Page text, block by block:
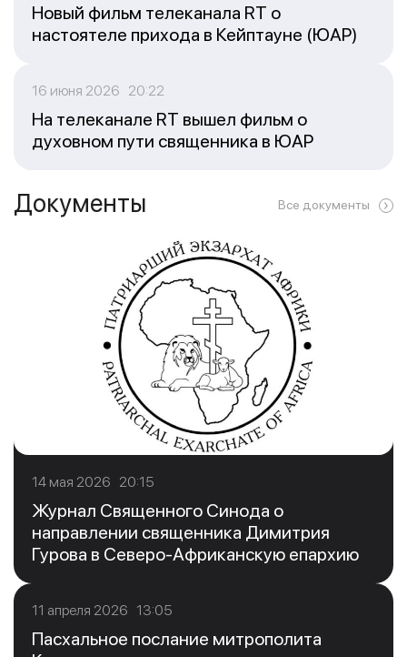
Новый фильм телеканала RT о
настоятеле прихода в Кейптауне (ЮАР)
16 июня 2026 20:22
На телеканале RT вышел фильм о
духовном пути священника в ЮАР
Документы Все документы
14 мая 2026 20:15
Журнал Священного Синода о
направлении священника Димитрия
Гурова в Северо-Африканскую епархию
11 апреля 2026 13:05
Пасхальное послание митрополита